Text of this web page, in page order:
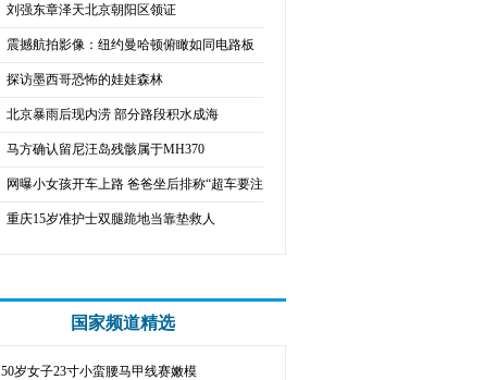
​刘强东章泽天北京朝阳区领证
震撼航拍影像：纽约曼哈顿俯瞰如同电路板
探访墨西哥恐怖的娃娃森林
北京暴雨后现内涝 部分路段积水成海
马方确认留尼汪岛残骸属于MH370
网曝小女孩开车上路 爸爸坐后排称“超车要注意”
重庆15岁准护士双腿跪地当靠垫救人
国家频道精选
50岁女子23寸小蛮腰马甲线赛嫩模